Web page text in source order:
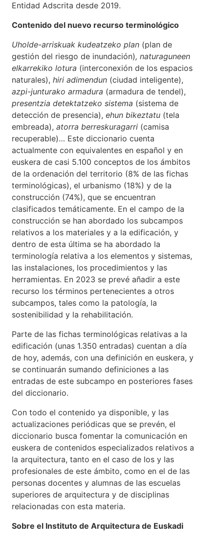
Entidad Adscrita desde 2019.
Contenido del nuevo recurso terminológico
Uholde-arriskuak kudeatzeko plan (plan de
gestión del riesgo de inundación), naturaguneen
elkarrekiko lotura (interconexión de los espacios
naturales), hiri adimendun (ciudad inteligente),
azpi-junturako armadura (armadura de tendel),
presentzia detektatzeko sistema (sistema de
detección de presencia), ehun bikeztatu (tela
embreada), atorra berreskuragarri (camisa
recuperable)… Este diccionario cuenta
actualmente con equivalentes en español y en
euskera de casi 5.100 conceptos de los ámbitos
de la ordenación del territorio (8% de las fichas
terminológicas), el urbanismo (18%) y de la
construcción (74%), que se encuentran
clasificados temáticamente. En el campo de la
construcción se han abordado los subcampos
relativos a los materiales y a la edificación, y
dentro de esta última se ha abordado la
terminología relativa a los elementos y sistemas,
las instalaciones, los procedimientos y las
herramientas. En 2023 se prevé añadir a este
recurso los términos pertenecientes a otros
subcampos, tales como la patología, la
sostenibilidad y la rehabilitación.
Parte de las fichas terminológicas relativas a la
edificación (unas 1.350 entradas) cuentan a día
de hoy, además, con una definición en euskera, y
se continuarán sumando definiciones a las
entradas de este subcampo en posteriores fases
del diccionario.
Con todo el contenido ya disponible, y las
actualizaciones periódicas que se prevén, el
diccionario busca fomentar la comunicación en
euskera de contenidos especializados relativos a
la arquitectura, tanto en el caso de los y las
profesionales de este ámbito, como en el de las
personas docentes y alumnas de las escuelas
superiores de arquitectura y de disciplinas
relacionadas con esta materia.
Sobre el Instituto de Arquitectura de Euskadi